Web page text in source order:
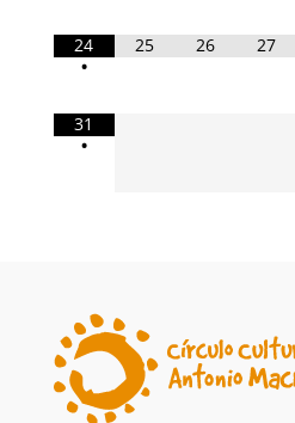
24
•
25 26 27
31
•